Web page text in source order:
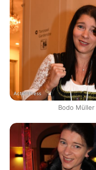
ActionPress
Bodo